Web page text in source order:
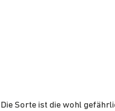
Die Sorte ist die wohl